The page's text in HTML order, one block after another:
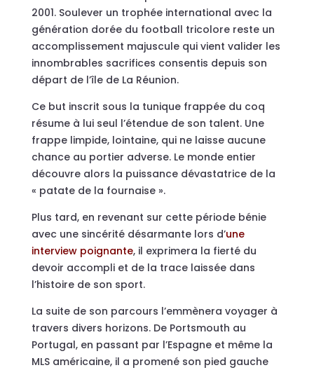
2001. Soulever un trophée international avec la
génération dorée du football tricolore reste un
accomplissement majuscule qui vient valider les
innombrables sacrifices consentis depuis son
départ de l’île de La Réunion.
Ce but inscrit sous la tunique frappée du coq
résume à lui seul l’étendue de son talent. Une
frappe limpide, lointaine, qui ne laisse aucune
chance au portier adverse. Le monde entier
découvre alors la puissance dévastatrice de la
« patate de la fournaise ».
Plus tard, en revenant sur cette période bénie
avec une sincérité désarmante lors d’une
interview poignante, il exprimera la fierté du
devoir accompli et de la trace laissée dans
l’histoire de son sport.
La suite de son parcours l’emmènera voyager à
travers divers horizons. De Portsmouth au
Portugal, en passant par l’Espagne et même la
MLS américaine, il a promené son pied gauche